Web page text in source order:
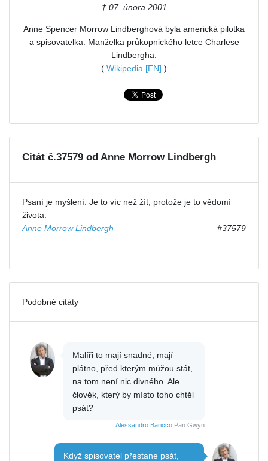
† 07. února 2001
Anne Spencer Morrow Lindberghová byla americká pilotka
a spisovatelka. Manželka průkopnického letce Charlese
Lindbergha.
( Wikipedia [EN] )
Citát č.37579 od Anne Morrow Lindbergh
Psaní je myšlení. Je to víc než žít, protože je to vědomí
života.
Anne Morrow Lindbergh
#37579
Podobné citáty
Malíři to mají snadné, mají
plátno, před kterým můžou stát,
na tom není nic divného. Ale
člověk, který by místo toho chtěl
psát?
Alessandro Baricco Pan Gwyn
Když spisovatel přestane psát,